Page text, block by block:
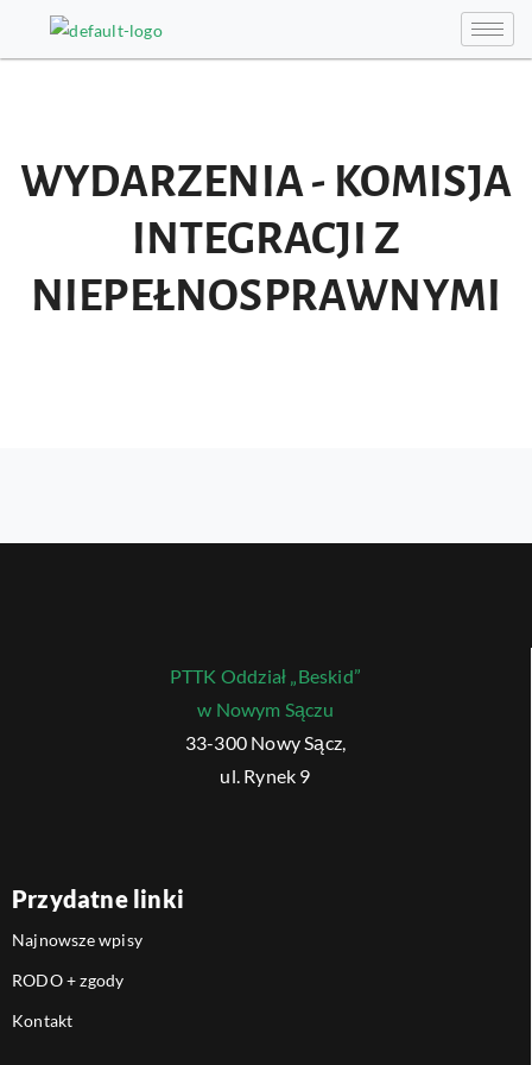
WYDARZENIA - KOMISJA
INTEGRACJI Z
NIEPEŁNOSPRAWNYMI
PTTK Oddział „Beskid”
w Nowym Sączu
33-300 Nowy Sącz,
ul. Rynek 9
Przydatne linki
Najnowsze wpisy
RODO + zgody
Kontakt